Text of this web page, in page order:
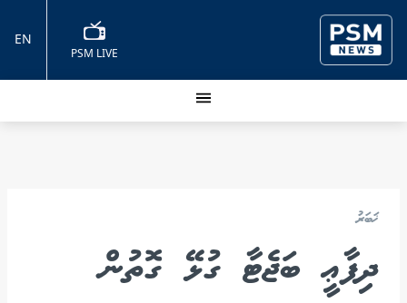
PSM LIVE
EN
ޚަބަރު
ދިފާޢީ ބަޖެޓާ ގުޅޭ ގޮތުން